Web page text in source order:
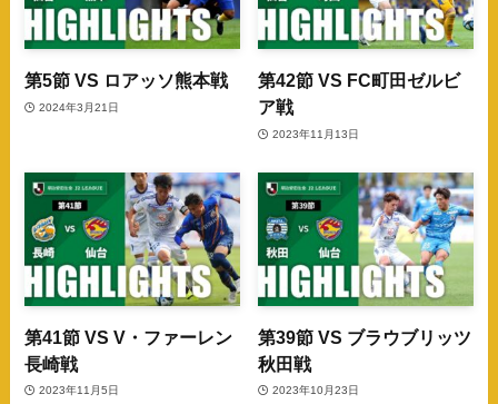
第5節 VS ロアッソ熊本戦
2024年3月21日
第42節 VS FC町田ゼルビ
ア戦
2023年11月13日
第41節 VS V・ファーレン
長崎戦
2023年11月5日
第39節 VS ブラウブリッツ
秋田戦
2023年10月23日